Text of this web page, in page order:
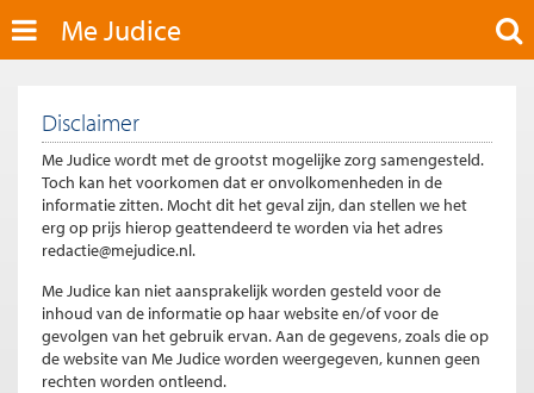
Me Judice
Disclaimer
Me Judice wordt met de grootst mogelijke zorg samengesteld.
Toch kan het voorkomen dat er onvolkomenheden in de
informatie zitten. Mocht dit het geval zijn, dan stellen we het
erg op prijs hierop geattendeerd te worden via het adres
redactie@mejudice.nl.
Me Judice kan niet aansprakelijk worden gesteld voor de
inhoud van de informatie op haar website en/of voor de
gevolgen van het gebruik ervan. Aan de gegevens, zoals die op
de website van Me Judice worden weergegeven, kunnen geen
rechten worden ontleend.